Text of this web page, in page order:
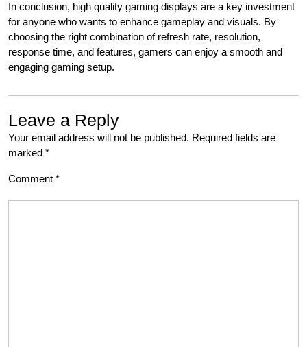
In conclusion, high quality gaming displays are a key investment
for anyone who wants to enhance gameplay and visuals. By
choosing the right combination of refresh rate, resolution,
response time, and features, gamers can enjoy a smooth and
engaging gaming setup.
Leave a Reply
Your email address will not be published. Required fields are
marked *
Comment *